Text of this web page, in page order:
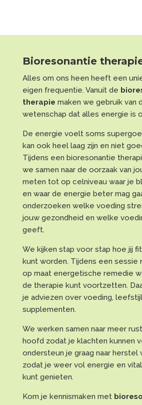
Bioresonantie
Alles om ons heen heeft een
eigen frequentie. Vanuit de
therapie maken we gebruik van
wetenschap dat alles energie is
De energie voelt soms
kan ook heel laag zijn en niet
Tijdens een bioresonantie
we samen naar de oorzaak van
meten tot op celniveau waar je
en waar de energie beter mag
onderzoeken welke voeding
jouw gezondheid en welke
geeft.
We kijken stap voor stap hoe jij
kunt worden. Tijdens een sessie
op maat energetische remedie
de therapie kunt voortzetten.
je adviezen over voeding,
supplementen.
We werken samen naar meer
hoofd zodat je klachten kunnen
ondersteun je graag naar herstel
zodat je weer vol energie en
kunt genieten.
Kom je kennismaken met